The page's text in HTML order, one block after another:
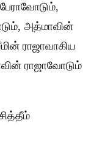
அத்மாவின்
ராஜாவாகிய
ராஜாவோடும்